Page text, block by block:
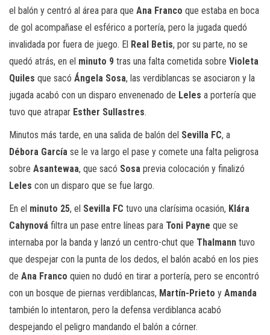
el balón y centró al área para que Ana Franco que estaba en boca
de gol acompañase el esférico a portería, pero la jugada quedó
invalidada por fuera de juego. El Real Betis, por su parte, no se
quedó atrás, en el minuto 9 tras una falta cometida sobre Violeta
Quiles que sacó Ángela Sosa, las verdiblancas se asociaron y la
jugada acabó con un disparo envenenado de Leles a portería que
tuvo que atrapar Esther Sullastres.
Minutos más tarde, en una salida de balón del Sevilla FC, a
Débora García se le va largo el pase y comete una falta peligrosa
sobre Asantewaa, que sacó Sosa previa colocación y finalizó
Leles con un disparo que se fue largo.
En el minuto 25, el Sevilla FC tuvo una clarísima ocasión, Klára
Cahynová filtra un pase entre líneas para Toni Payne que se
internaba por la banda y lanzó un centro-chut que Thalmann tuvo
que despejar con la punta de los dedos, el balón acabó en los pies
de Ana Franco quien no dudó en tirar a portería, pero se encontró
con un bosque de piernas verdiblancas, Martín-Prieto y Amanda
también lo intentaron, pero la defensa verdiblanca acabó
despejando el peligro mandando el balón a córner.